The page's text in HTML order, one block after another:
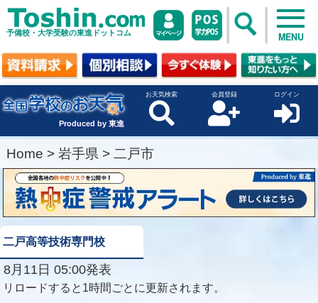
予備校・大学受験の東進ドットコム MENU
Produced by 東進
お天気検索 会員登録 ログイン
Home > 岩手県 > 二戸市
二戸高等技術専門校
8月11日 05:00発表
リロードすると1時間ごとに更新されます。